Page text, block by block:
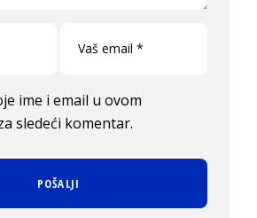
ime i email u ovom
sledeći komentar.